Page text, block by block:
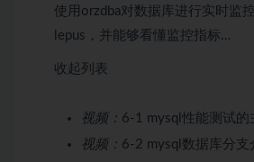
使用orzdba对数据库进行实时监
lepus，并能够看懂监控指标…
收起列表
视频： 6-1 mysql性能测试的
视频： 6-2 mysql数据库分支